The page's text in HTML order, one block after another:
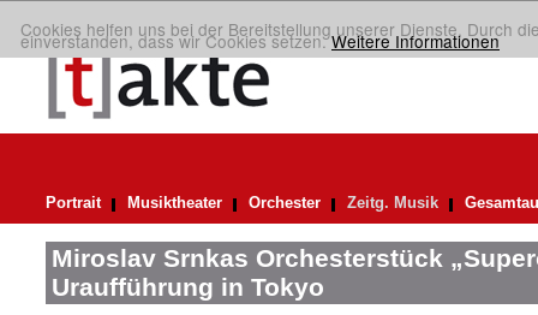
Cookies helfen uns bei der Bereitstellung unserer Dienste. Durch
einverstanden, dass wir Cookies setzen.Weitere Informationen
Portrait Musiktheater Orchester Zeitg. Musik
Miroslav Srnkas Orchesterstück
Uraufführung in Tokyo